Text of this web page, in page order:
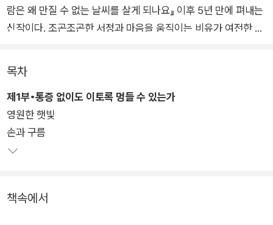
람은 왜 만질 수 없는 날씨를 살게 되나요』 이후 5년 만에 펴내는
신작이다. 조곤조곤한 서정과 마음을 움직이는 비유가 여전한 가
이번 시집에서 시인은 불완전한 세상의 장벽에 부딪히고 깨지며
스러져간 삶의 단면들을 감각적인 언어로 그리며, “살 만하지 않
은 삶을 살아내는 현대인의 비극적인 억척스러움과 무감함”(성
현아, 해설)을 섬세하게 포착해낸다. 시인은 고통을 드러내면서
도 절규하기보다는 침착하게 마음의 균열을 어루만진다.
되짚는 “참회의 고백”(「마지막 빙하」)과 같은 시편들은 상처와
목차
제1부•통증 없이도 이토록 멍들 수 있는가
영원한 햇빛
손과 구름
책속에서